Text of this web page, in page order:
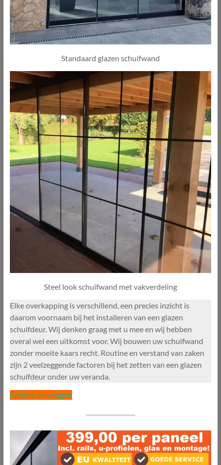
Standaard glazen schuifwand
Steel look schuifwand met vakverdeling
Elke overkapping is verschillend, een precies inzicht is
daarom voornaam bij het installeren van een glazen
schuifdeur. Wij denken graag met u mee en wij hebben
overal wel een uitkomst voor. Wij bouwen uw schuifwand
zonder moeite kaars recht. Routine en verstand van zaken
zijn 2 veelzeggende factoren bij het zetten van een glazen
schuifdeur onder uw veranda.
Offerte aanvragen